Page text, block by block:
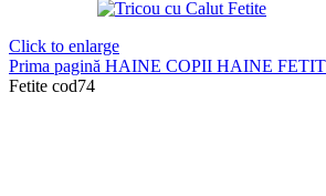
Click to enlarge
Prima pagină HAINE COPII HAINE
Fetite cod74